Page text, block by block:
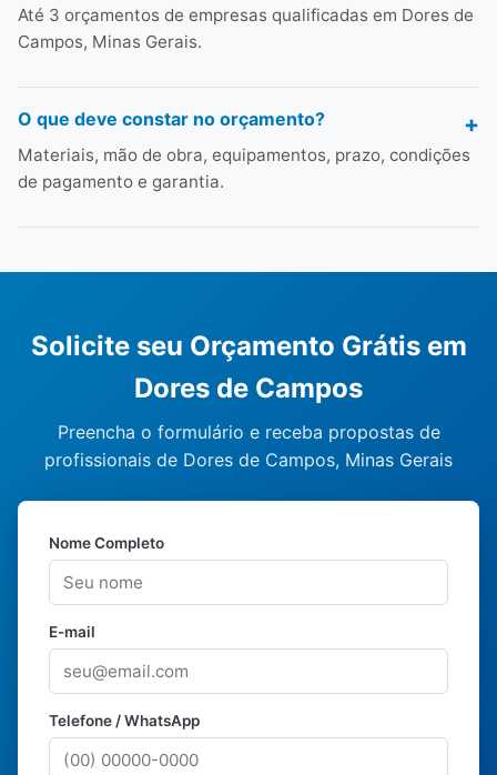
Até 3 orçamentos de empresas qualificadas em Dores de
Campos, Minas Gerais.
O que deve constar no orçamento?
Materiais, mão de obra, equipamentos, prazo, condições
de pagamento e garantia.
Solicite seu Orçamento Grátis em
Dores de Campos
Preencha o formulário e receba propostas de
profissionais de Dores de Campos, Minas Gerais
Nome Completo
E-mail
Telefone / WhatsApp